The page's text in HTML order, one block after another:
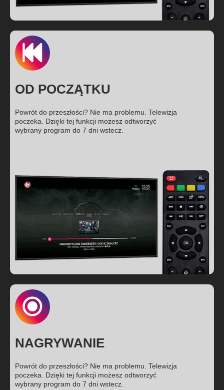
OD POCZĄTKU
Powrót do przeszłości? Nie ma problemu. Telewizja
poczeka. Dzięki tej funkcji możesz odtworzyć
wybrany program do 7 dni wstecz.
NAGRYWANIE
Powrót do przeszłości? Nie ma problemu. Telewizja
poczeka. Dzięki tej funkcji możesz odtworzyć
wybrany program do 7 dni wstecz.